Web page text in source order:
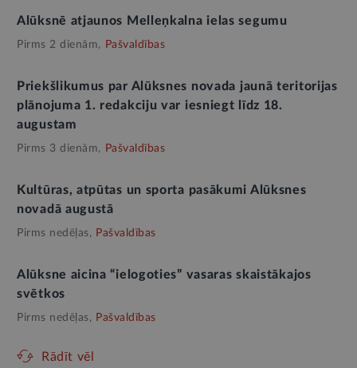
Alūksnē atjaunos Melleņkalna ielas segumu
Pirms 2 dienām, Pašvaldības
Priekšlikumus par Alūksnes novada jaunā teritorijas
plānojuma 1. redakciju var iesniegt līdz 18.
augustam
Pirms 3 dienām, Pašvaldības
Kultūras, atpūtas un sporta pasākumi Alūksnes
novadā augustā
Pirms nedēļas, Pašvaldības
Alūksne aicina “ielogoties” vasaras skaistākajos
svētkos
Pirms nedēļas, Pašvaldības
Rādīt vēl